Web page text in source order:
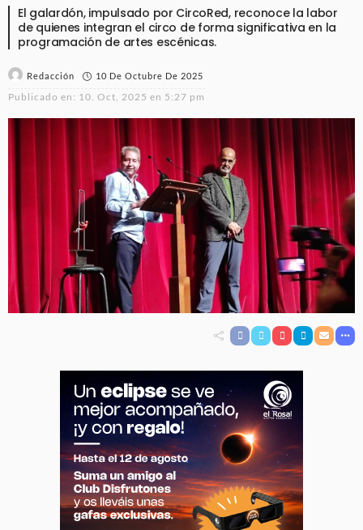
El galardón, impulsado por CircoRed, reconoce la labor
de quienes integran el circo de forma significativa en la
programación de artes escénicas.
Redacción 10 De Octubre De 2025
Publicado en: 10. Oct, 2025 en 5:27 pm